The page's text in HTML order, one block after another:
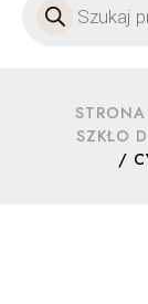
SZKŁO
/